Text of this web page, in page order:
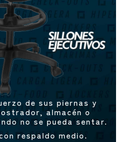
de sus piernas y
almacén o
no se pueda sentar.
respaldo medio.